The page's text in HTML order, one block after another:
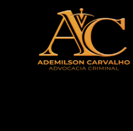
conteúdo